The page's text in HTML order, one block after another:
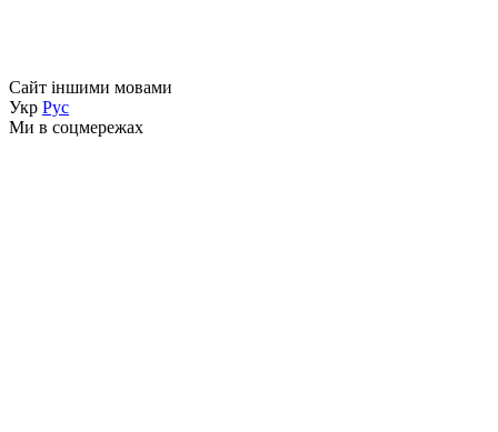
Сайт іншими мовами
Укр Рус
Ми в соцмережах